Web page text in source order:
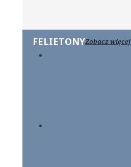
FELIETONYZobacz więcej